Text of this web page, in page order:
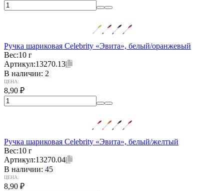
Ручка шариковая Celebrity «Эвита», белый/оранжевый
Вес:10 г
Артикул:13270.13
В наличии: 2
ЦЕНА:
8,90 ₽
Ручка шариковая Celebrity «Эвита», белый/желтый
Вес:10 г
Артикул:13270.04
В наличии: 45
ЦЕНА:
8,90 ₽